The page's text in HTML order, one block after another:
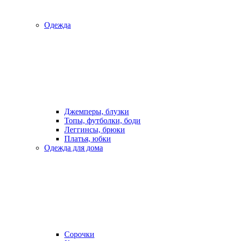
Одежда
Джемперы, блузки
Топы, футболки, боди
Леггинсы, брюки
Платья, юбки
Одежда для дома
Сорочки